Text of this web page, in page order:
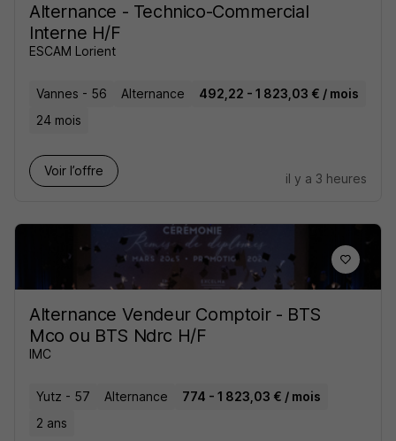
Alternance - Technico-Commercial
Interne H/F
ESCAM Lorient
Vannes - 56 Alternance
492,22 - 1 823,03 € / mois
24 mois
Voir l’offre
il y a 3 heures
Alternance Vendeur Comptoir - BTS
Mco ou BTS Ndrc H/F
IMC
Yutz - 57 Alternance
774 - 1 823,03 € / mois
2 ans